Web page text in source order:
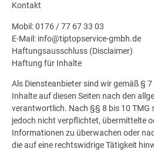
Kontakt
Mobil: 0176 / 77 67 33 03
E-Mail: info@tiptopservice-gmbh.de
Haftungsausschluss (Disclaimer)
Haftung für Inhalte
Als Diensteanbieter sind wir gemäß §
Inhalte auf diesen Seiten nach den
verantwortlich. Nach §§ 8 bis 10 TMG
jedoch nicht verpflichtet, übermittelte
Informationen zu überwachen oder
die auf eine rechtswidrige Tätigkeit